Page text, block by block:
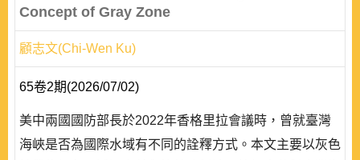
Concept of Gray Zone
顧志文(Chi-Wen Ku)
65卷2期(2026/07/02)
美中兩國國防部長於2022年香格里拉會議時，曾就臺灣
海峽是否為國際水域有不同的詮釋方式。本文主要以灰色